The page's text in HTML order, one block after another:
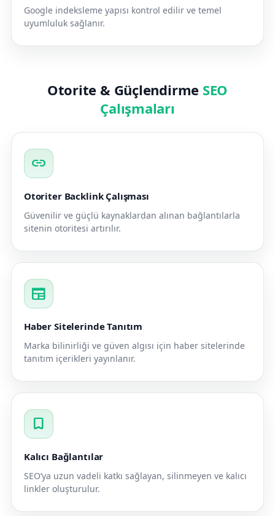
Google indeksleme yapısı kontrol edilir ve temel
uyumluluk sağlanır.
Otorite & Güçlendirme SEO
Çalışmaları
link
Otoriter Backlink Çalışması
Güvenilir ve güçlü kaynaklardan alınan bağlantılarla
sitenin otoritesi artırılır.
newspaper
Haber Sitelerinde Tanıtım
Marka bilinirliği ve güven algısı için haber sitelerinde
tanıtım içerikleri yayınlanır.
bookmark
Kalıcı Bağlantılar
SEO’ya uzun vadeli katkı sağlayan, silinmeyen ve kalıcı
linkler oluşturulur.